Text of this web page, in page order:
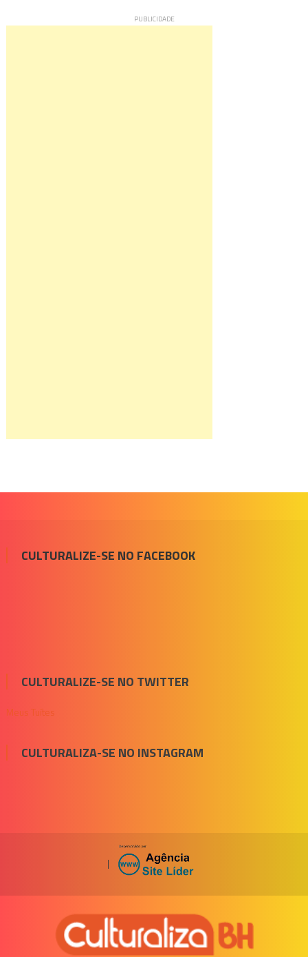
CULTURALIZE-SE NO FACEBOOK
CULTURALIZE-SE NO TWITTER
Meus Tuítes
CULTURALIZA-SE NO INSTAGRAM
|